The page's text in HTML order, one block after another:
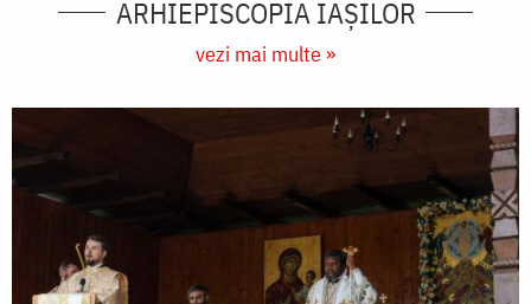
ARHIEPISCOPIA IAŞILOR
vezi mai multe »